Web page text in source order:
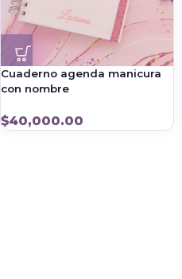
Cuaderno agenda manicura
con nombre
$40,000.00